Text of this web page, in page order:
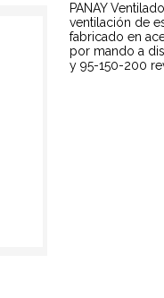
PANAY
ventilación de
fabricado en
por mando a
y 95-150-200